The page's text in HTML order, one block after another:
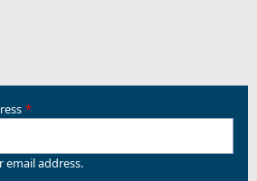
email address.